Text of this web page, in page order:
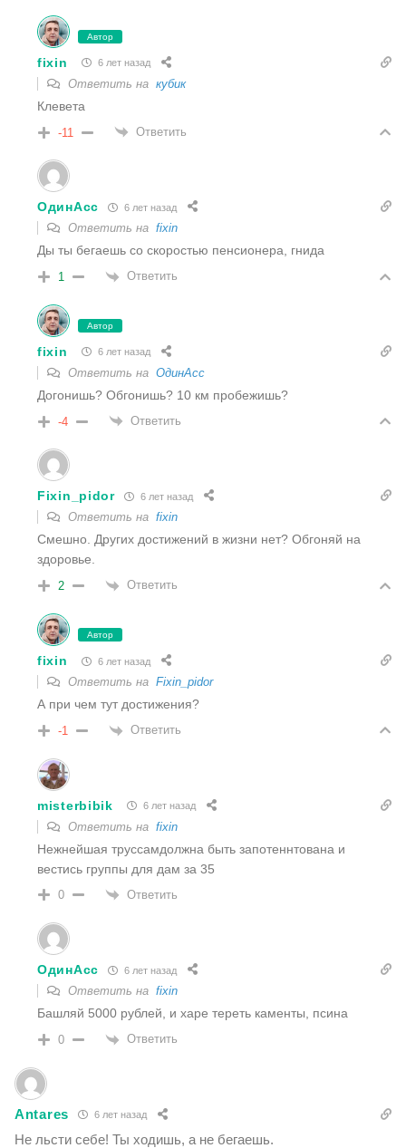
Автор
fixin 6 лет назад
Ответить на кубик
Клевета
-11 Ответить
ОдинАсс 6 лет назад
Ответить на fixin
Ды ты бегаешь со скоростью пенсионера, гнида
1 Ответить
Автор
fixin 6 лет назад
Ответить на ОдинАсс
Догонишь? Обгонишь? 10 км пробежишь?
-4 Ответить
Fixin_pidor 6 лет назад
Ответить на fixin
Смешно. Других достижений в жизни нет? Обгоняй на
здоровье.
2 Ответить
Автор
fixin 6 лет назад
Ответить на Fixin_pidor
А при чем тут достижения?
-1 Ответить
misterbibik 6 лет назад
Ответить на fixin
Нежнейшая труссамдолжна быть запотеннтована и
вестись группы для дам за 35
0 Ответить
ОдинАсс 6 лет назад
Ответить на fixin
Башляй 5000 рублей, и харе тереть каменты, псина
0 Ответить
Antares 6 лет назад
Не льсти себе! Ты ходишь, а не бегаешь.